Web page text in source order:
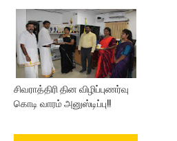
சிவராத்திரி தின விழிப்புணர்வு
கொடி வாரம் அனுஸ்டிப்பு!!